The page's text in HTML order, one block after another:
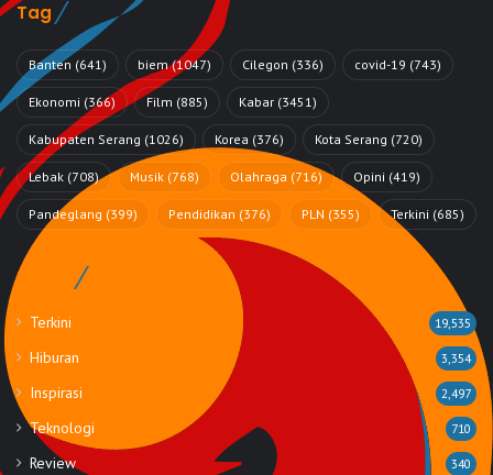
Tag
Banten (641) biem(1047) Cilegon (336) covid-19 (743)
Ekonomi (366) Film (885) Kabar (3451)
Kabupaten Serang (1026) Korea (376) Kota Serang (720)
Lebak (708) Musik (768) Olahraga (716) Opini (419)
Pandeglang (399) Pendidikan (376) PLN (355) Terkini (685)
Rubrik
Terkini 19,535
Hiburan 3,354
Inspirasi 2,497
Teknologi 710
Review 340